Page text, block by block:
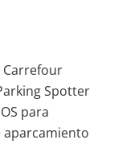
Carrefour
Spotter
para